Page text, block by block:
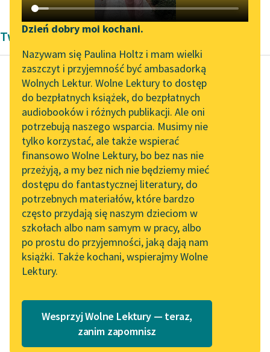
Katalog DAISY
Podkasty o książkach
Zgłoś brak utworu
Aktualności
„Prokurator Alicja Horn”
do słuchania
Byliśmy częścią AI Impact
Lab
Zapraszamy na spotkanie
online z tłumaczkami
literatury skandynawskiej
Spotkanie z Katarzyną
Tunkiel w Oslo
102. lata temu zmarł
Joseph Conrad
Lektury szkolne i klasyka
literatury do słuchania dla
Narzędzia
Mapa Wolnych Lektur
Leśmianator
Przewodnik dla piszących i
czytających
API
OAI-PMH
Widget Wolnych Lektur
Przypisy
Katalog w formacie PDF
Dzień dobry moi kochani.
Nazywam się Paulina Holtz i mam wielki
zaszczyt i przyjemność być ambasadorką
Wolnych Lektur. Wolne Lektury to dostęp
do bezpłatnych książek, do bezpłatnych
audiobooków i różnych publikacji. Ale oni
potrzebują naszego wsparcia. Musimy nie
tylko korzystać, ale także wspierać
finansowo Wolne Lektury, bo bez nas nie
przeżyją, a my bez nich nie będziemy mieć
dostępu do fantastycznej literatury, do
potrzebnych materiałów, które bardzo
często przydają się naszym dzieciom w
szkołach albo nam samym w pracy, albo
po prostu do przyjemności, jaką dają nam
książki. Także kochani, wspierajmy Wolne
Lektury.
Wesprzyj Wolne Lektury — teraz,
zanim zapomnisz
Twórczość Starożytność
Genesis. Księga
Rodzaju. Bereszit
Czytaj więcej
Ze skarbnicy
midraszy